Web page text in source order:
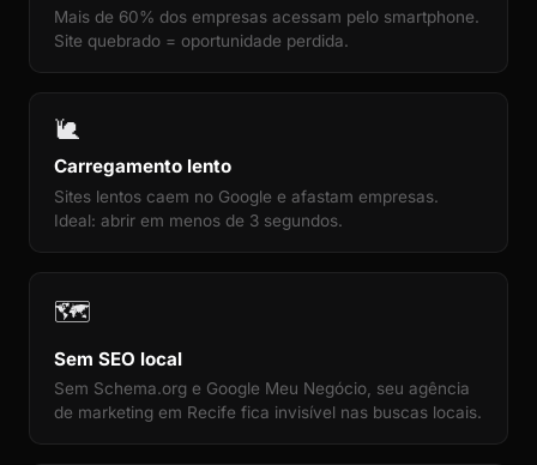
Mais de 60% dos empresas acessam pelo smartphone.
Site quebrado = oportunidade perdida.
🐌
Carregamento lento
Sites lentos caem no Google e afastam empresas.
Ideal: abrir em menos de 3 segundos.
🗺️
Sem SEO local
Sem Schema.org e Google Meu Negócio, seu agência
de marketing em Recife fica invisível nas buscas locais.